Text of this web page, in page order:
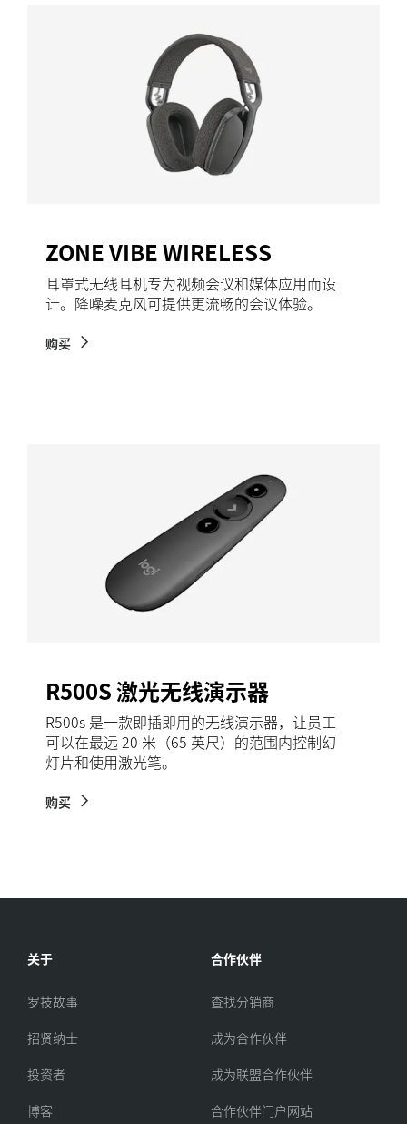
ZONE VIBE WIRELESS
耳罩式无线耳机专为视频会议和媒体应用而设
计。降噪麦克风可提供更流畅的会议体验。
购买
R500S 激光无线演示器
R500s 是一款即插即用的无线演示器，让员工
可以在最远 20 米（65 英尺）的范围内控制幻
灯片和使用激光笔。
购买
关于
罗技故事
招贤纳士
投资者
博客
合作伙伴
查找分销商
成为合作伙伴
成为联盟合作伙伴
合作伙伴门户网站